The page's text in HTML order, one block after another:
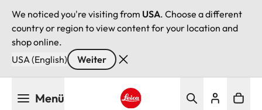
We noticed you're visiting from USA. Choose a different
country or region to view content for your location and
shop online.
USA (English)
Weiter
Menü